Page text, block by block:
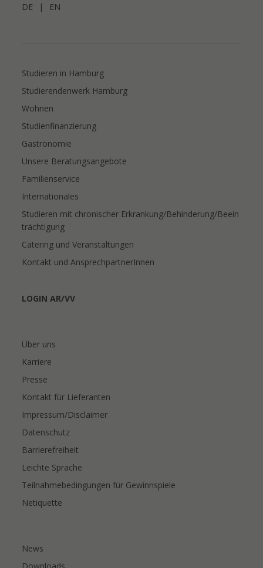
DE | EN
Studieren in Hamburg
Studierendenwerk Hamburg
Wohnen
Studienfinanzierung
Gastronomie
Unsere Beratungsangebote
Familienservice
Internationales
Studieren mit chronischer Erkrankung/Behinderung/Beein
trächtigung
Catering und Veranstaltungen
Kontakt und AnsprechpartnerInnen
LOGIN AR/VV
Über uns
Karriere
Presse
Kontakt für Lieferanten
Impressum/Disclaimer
Datenschutz
Barrierefreiheit
Leichte Sprache
Teilnahmebedingungen für Gewinnspiele
Netiquette
News